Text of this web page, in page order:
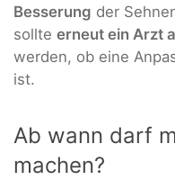
Besserung der
sollte erneut ein Arzt
werden, ob eine
ist.
Ab wann darf
machen?